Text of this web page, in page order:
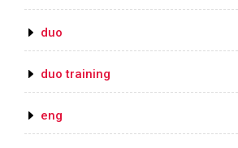
duo
duo training
eng